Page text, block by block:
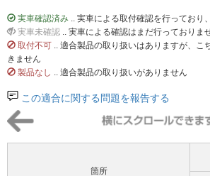
実車確認済み .. 実車による取付確認を行っており
実車未確認 .. 実車による確認はまだ行っておりま
取付不可 .. 適合製品の取り扱いはありますが、こ
きません
製品なし .. 適合製品の取り扱いがありません
この適合に関する問題を報告する
箇所